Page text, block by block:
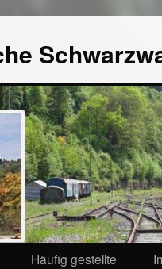
Häufig gestellte